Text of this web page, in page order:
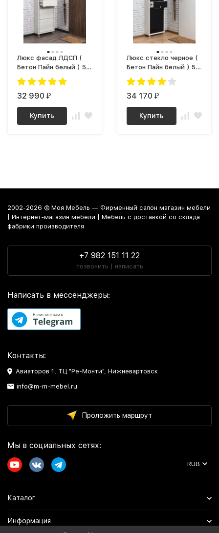
Люкс фасад ЛДСП (
Бетон Пайн белый ) 5-
ти секционный Плюс
32 990 ₽
Купить
Люкс стекло черное (
Бетон Пайн белый ) 5-
ти секционный Плюс
34 170 ₽
Купить
2002-2026 © Моя Мебель — Фирменный салон магазин мебели
| Интернет-магазин мебели | Мебель с доставкой со склада
фабрики производителя
+7 982 151 11 22
позвонить | написать
Написать в мессенджеры:
Контакты:
Авиаторов 1, ТЦ "Ре-Монти", Нижневартовск
info@m-m-mebel.ru
Проложить маршрут
Мы в социальных сетях:
RUB
Каталог
Информация